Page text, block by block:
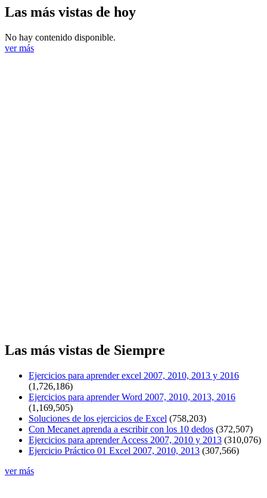
Las más vistas de hoy
No hay contenido disponible.
ver más
Las más vistas de Siempre
Ejercicios para aprender excel 2007, 2010, 2013 y 2016
(1,726,186)
Ejercicios para aprender Word 2007, 2010, 2013, 2016
(1,169,505)
Soluciones de los ejercicios de Excel (758,203)
Con Mecanet aprenda a escribir con los 10 dedos (372,507)
Ejercicios para aprender Access 2007, 2010 y 2013 (310,076)
Ejercicio Práctico 01 Excel 2007, 2010, 2013 (307,566)
ver más